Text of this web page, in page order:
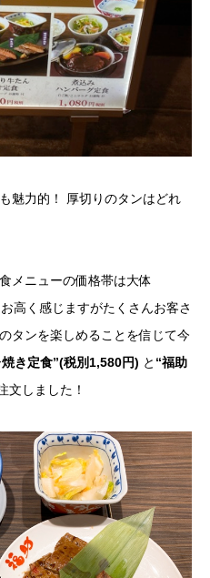
魅力的！ 厚切りのタンはどれ
メニューの価格帯は大体
高く感じますがたくさんお客さ
タンを楽しめることを信じて今
き定食”(税別1,580円) と “福助
文しました！